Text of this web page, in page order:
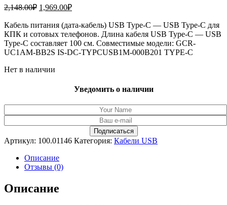
2,148.00₽ Первоначальная
составляла
2,148.00₽.
1,969.00₽Текущая
1,969.00₽.
Кабель питания (дата-кабель) USB Type-C — USB Type-C для
КПК и сотовых телефонов. Длина кабеля USB Type-C — USB
Type-C составляет 100 см. Совместимые модели: GCR-
UC1AM-BB2S IS-DC-TYPCUSB1M-000B201 TYPE-C
Нет в наличии
Уведомить о наличии
Артикул: 100.01146 Категория: Кабели USB
Описание
Отзывы (0)
Описание